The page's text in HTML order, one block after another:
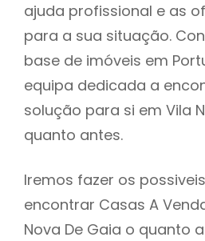
ajuda profissional e as
para a sua situação.
base de imóveis em
equipa dedicada a
solução para si em Vila
quanto antes.
Iremos fazer os
encontrar Casas A
Nova De Gaia o quanto